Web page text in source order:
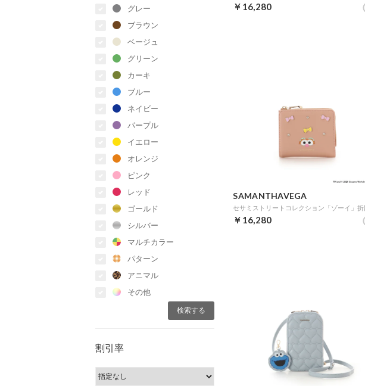
グレー
ブラウン
ベージュ
グリーン
カーキ
ブルー
ネイビー
パープル
イエロー
オレンジ
ピンク
レッド
ゴールド
シルバー
マルチカラー
パターン
アニマル
その他
割引率
￥16,280
SAMANTHAVEGA
￥16,280